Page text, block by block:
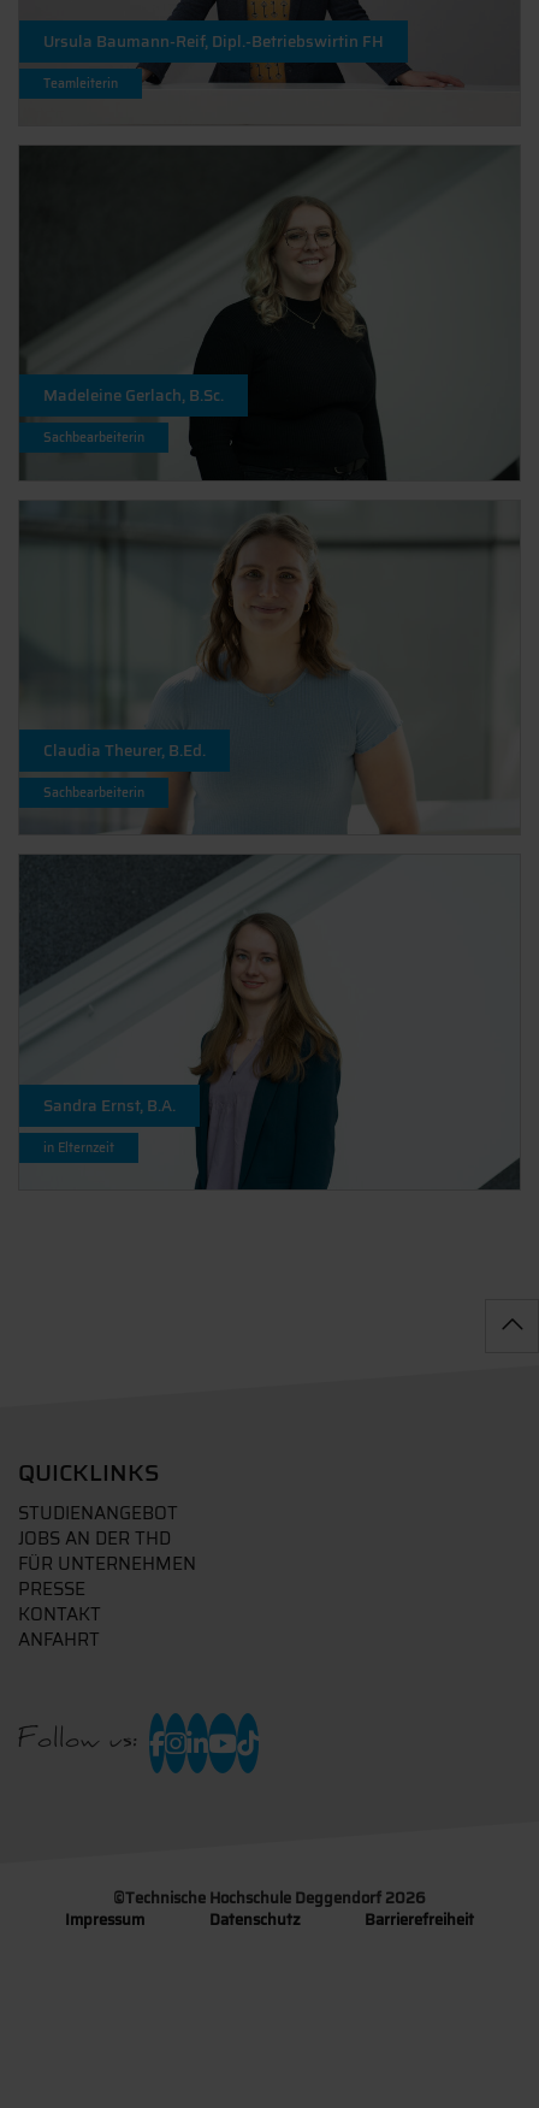
Ursula Baumann-Reif, Dipl.-Betriebswirtin FH
Teamleiterin
Madeleine Gerlach, B.Sc.
Sachbearbeiterin
Claudia Theurer, B.Ed.
Sachbearbeiterin
Sandra Ernst, B.A.
in Elternzeit
QUICKLINKS
STUDIENANGEBOT
JOBS AN DER THD
FÜR UNTERNEHMEN
PRESSE
KONTAKT
ANFAHRT
Follow us:
©Technische Hochschule Deggendorf 2026
Impressum
Datenschutz Barrierefreiheit